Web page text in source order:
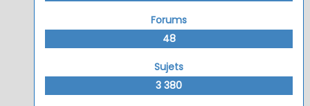
Forums
48
Sujets
3 380